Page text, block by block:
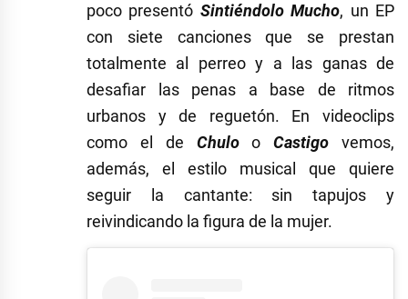
poco presentó Sintiéndolo Mucho, un EP
con siete canciones que se prestan
totalmente al perreo y a las ganas de
desafiar las penas a base de ritmos
urbanos y de reguetón. En videoclips
como el de ChulooCastigo vemos,
además, el estilo musical que quiere
seguir la cantante: sin tapujos y
reivindicando la figura de la mujer.